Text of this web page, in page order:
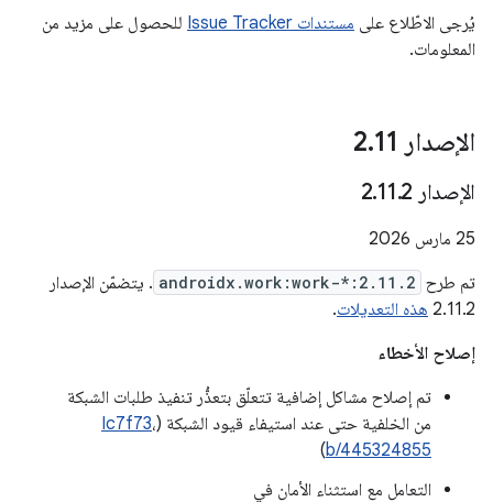
يُرجى الاطّلاع على مستندات Issue Tracker
للحصول على مزيد من
المعلومات.
الإصدار 2 .11
الإصدار 2 .11.2
‫25 مارس 2026
تم طرح androidx.work:work-*:2.11.2 . يتضمّن الإصدار
2.11.2 هذه التعديلات.
إصلاح الأخطاء
تم إصلاح مشاكل إضافية تتعلّق بتعذُّر تنفيذ طلبات الشبكة
من الخلفية حتى عند استيفاء قيود الشبكة ( Ic7f73،
b/445324855
)
التعامل مع استثناء الأمان في